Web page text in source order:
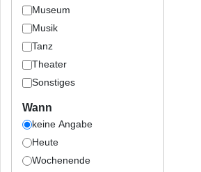
Museum
Musik
Tanz
Theater
Sonstiges
Wann
keine Angabe
Heute
Wochenende